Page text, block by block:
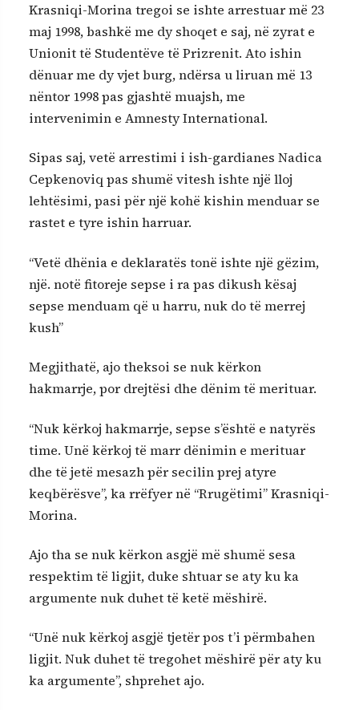
Krasniqi-Morina tregoi se ishte arrestuar më 23
maj 1998, bashkë me dy shoqet e saj, në zyrat e
Unionit të Studentëve të Prizrenit. Ato ishin
dënuar me dy vjet burg, ndërsa u liruan më 13
nëntor 1998 pas gjashtë muajsh, me
intervenimin e Amnesty International.
Sipas saj, vetë arrestimi i ish-gardianes Nadica
Cepkenoviq pas shumë vitesh ishte një lloj
lehtësimi, pasi për një kohë kishin menduar se
rastet e tyre ishin harruar.
“Vetë dhënia e deklaratës tonë ishte një gëzim,
një. notë fitoreje sepse i ra pas dikush kësaj
sepse menduam që u harru, nuk do të merrej
kush”
Megjithatë, ajo theksoi se nuk kërkon
hakmarrje, por drejtësi dhe dënim të merituar.
“Nuk kërkoj hakmarrje, sepse s’është e natyrës
time. Unë kërkoj të marr dënimin e merituar
dhe të jetë mesazh për secilin prej atyre
keqbërësve”, ka rrëfyer në “Rrugëtimi” Krasniqi-
Morina.
Ajo tha se nuk kërkon asgjë më shumë sesa
respektim të ligjit, duke shtuar se aty ku ka
argumente nuk duhet të ketë mëshirë.
“Unë nuk kërkoj asgjë tjetër pos t’i përmbahen
ligjit. Nuk duhet të tregohet mëshirë për aty ku
ka argumente”, shprehet ajo.